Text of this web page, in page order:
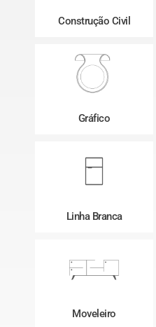
Construção Civil
Gráfico
Linha Branca
Moveleiro